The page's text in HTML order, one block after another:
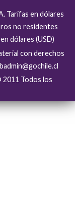
Tarifas en dólares
no residentes
dólares (USD)
con derechos
Todos los